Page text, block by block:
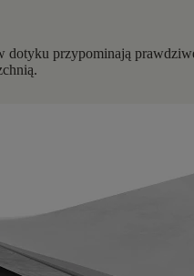
przypominają